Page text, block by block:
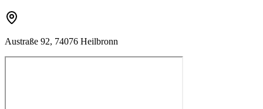
Austraße 92, 74076 Heilbronn